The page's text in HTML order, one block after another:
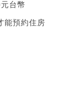
台幣
能預約住房